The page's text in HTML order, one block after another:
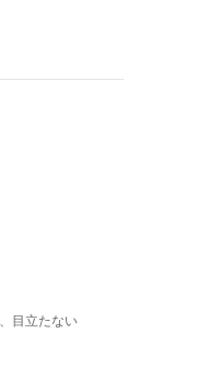
目立たない